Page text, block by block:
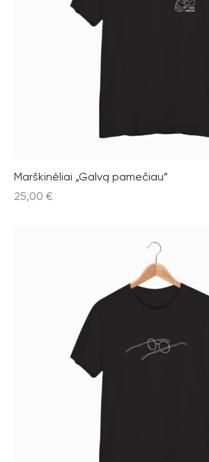
Marškinėliai „Galvą pamečiau”
25,00 €